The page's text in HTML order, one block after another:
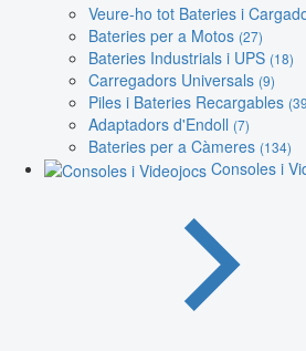
Veure-ho tot Bateries i
Bateries per a Motos (27)
Bateries Industrials i UPS (18)
Carregadors Universals (9)
Piles i Bateries Recargables
Adaptadors d'Endoll (7)
Bateries per a Càmeres (134)
Consoles i